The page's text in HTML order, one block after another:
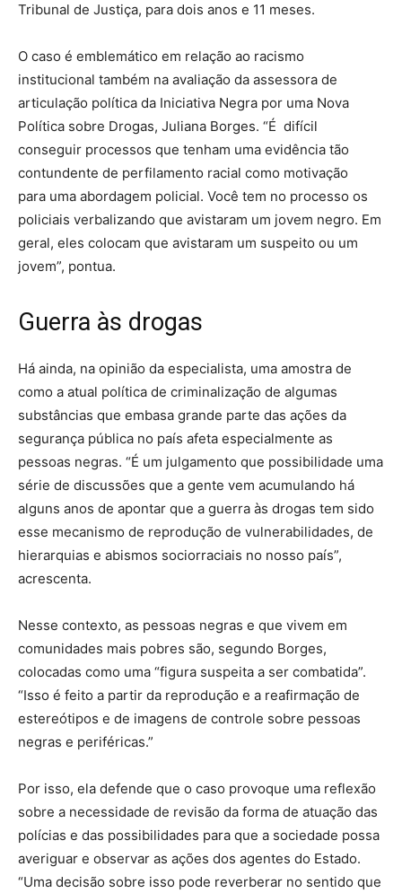
Tribunal de Justiça, para dois anos e 11 meses.
O caso é emblemático em relação ao racismo
institucional também na avaliação da assessora de
articulação política da Iniciativa Negra por uma Nova
Política sobre Drogas, Juliana Borges. “É difícil
conseguir processos que tenham uma evidência tão
contundente de perfilamento racial como motivação
para uma abordagem policial. Você tem no processo os
policiais verbalizando que avistaram um jovem negro. Em
geral, eles colocam que avistaram um suspeito ou um
jovem”, pontua.
Guerra às drogas
Há ainda, na opinião da especialista, uma amostra de
como a atual política de criminalização de algumas
substâncias que embasa grande parte das ações da
segurança pública no país afeta especialmente as
pessoas negras. “É um julgamento que possibilidade uma
série de discussões que a gente vem acumulando há
alguns anos de apontar que a guerra às drogas tem sido
esse mecanismo de reprodução de vulnerabilidades, de
hierarquias e abismos sociorraciais no nosso país”,
acrescenta.
Nesse contexto, as pessoas negras e que vivem em
comunidades mais pobres são, segundo Borges,
colocadas como uma “figura suspeita a ser combatida”.
“Isso é feito a partir da reprodução e a reafirmação de
estereótipos e de imagens de controle sobre pessoas
negras e periféricas.”
Por isso, ela defende que o caso provoque uma reflexão
sobre a necessidade de revisão da forma de atuação das
polícias e das possibilidades para que a sociedade possa
averiguar e observar as ações dos agentes do Estado.
“Uma decisão sobre isso pode reverberar no sentido que